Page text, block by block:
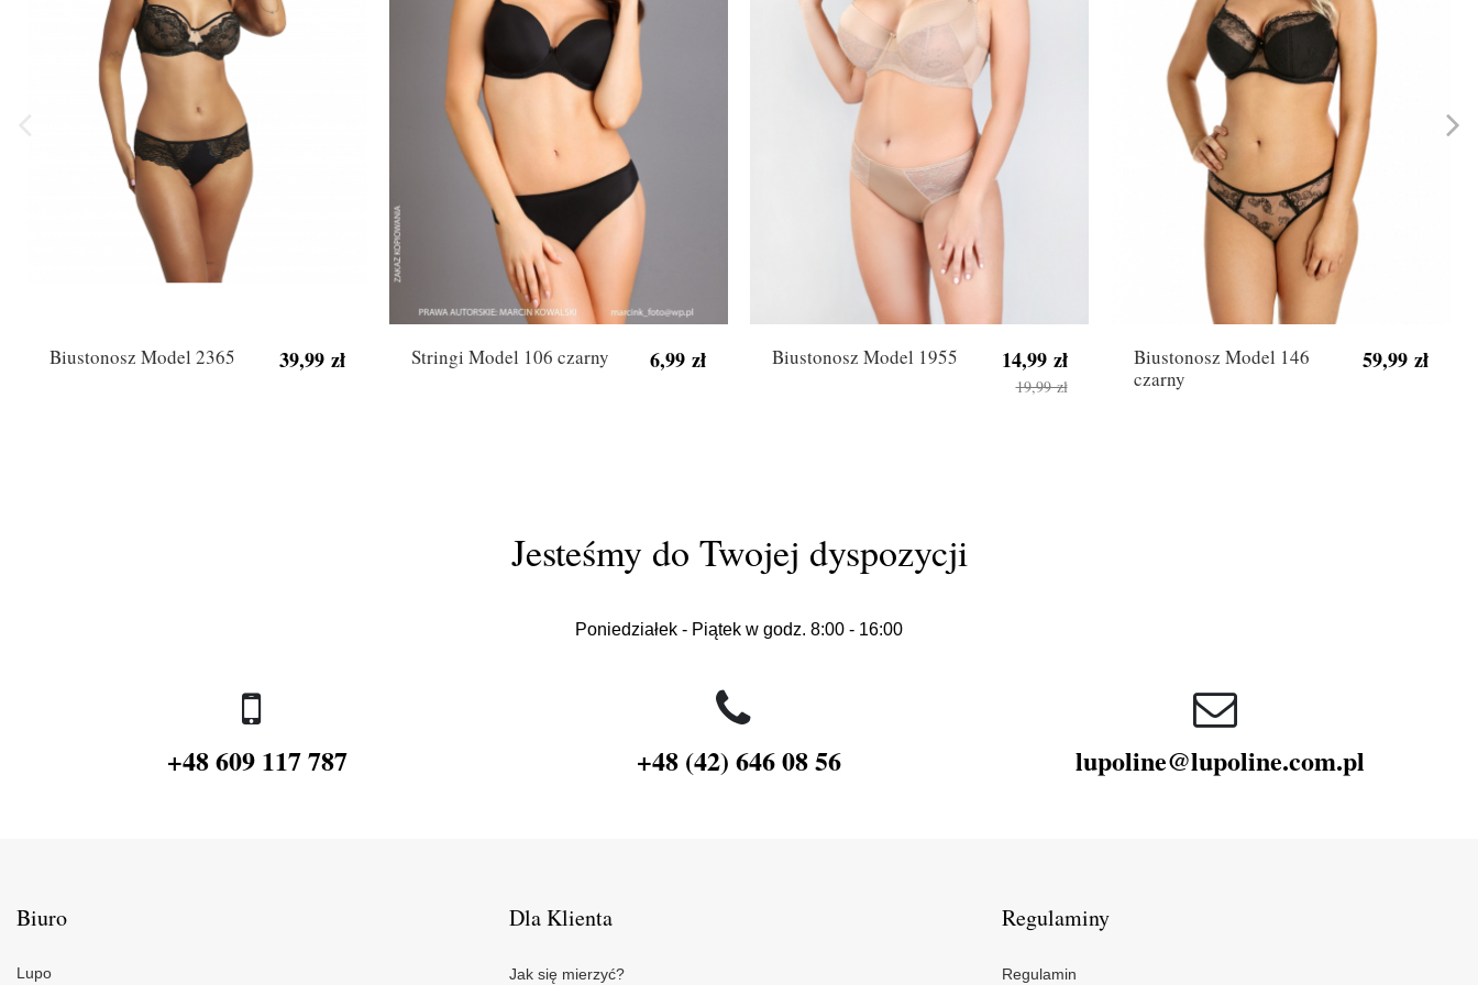
Biustonosz Model 2365 39,99 zł Stringi Model 106 czarny 6,99 zł Biustonosz Model 1955 14,99 zł
19,99 zł
Biustonosz Model 146
czarny
59,99 zł
Jesteśmy do Twojej dyspozycji
Poniedziałek - Piątek w godz. 8:00 - 16:00
+48 609 117 787 +48 (42) 646 08 56 lupoline@lupoline.com.pl
Biuro
Lupo
Dla Klienta
Jak się mierzyć?
Regulaminy
Regulamin